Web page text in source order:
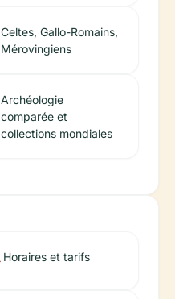
Celtes, Gallo-Romains,
Mérovingiens
Archéologie
comparée et
collections mondiales
Horaires et tarifs